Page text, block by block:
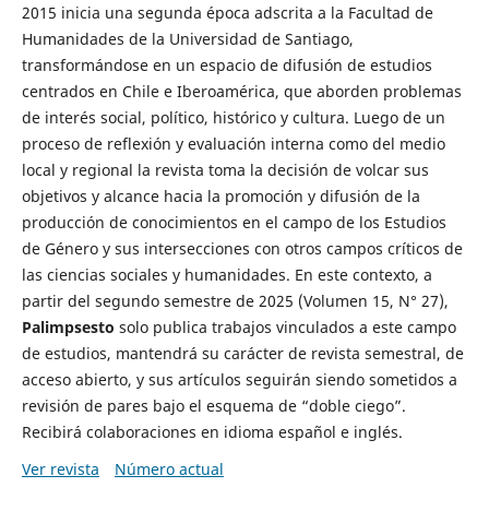
2015 inicia una segunda época adscrita a la Facultad de
Humanidades de la Universidad de Santiago,
transformándose en un espacio de difusión de estudios
centrados en Chile e Iberoamérica, que aborden problemas
de interés social, político, histórico y cultura. Luego de un
proceso de reflexión y evaluación interna como del medio
local y regional la revista toma la decisión de volcar sus
objetivos y alcance hacia la promoción y difusión de la
producción de conocimientos en el campo de los Estudios
de Género y sus intersecciones con otros campos críticos de
las ciencias sociales y humanidades. En este contexto, a
partir del segundo semestre de 2025 (Volumen 15, N° 27),
Palimpsesto solo publica trabajos vinculados a este campo
de estudios, mantendrá su carácter de revista semestral, de
acceso abierto, y sus artículos seguirán siendo sometidos a
revisión de pares bajo el esquema de “doble ciego”.
Recibirá colaboraciones en idioma español e inglés.
Ver revista
Número actual